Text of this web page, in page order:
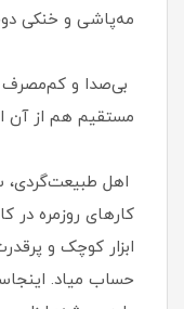
مه‌پاشی و خنکی
بی‌صدا و
مستقیم هم از آن
اهل طبیعت‌گردی،
کارهای روزمره در
ابزار کوچک و